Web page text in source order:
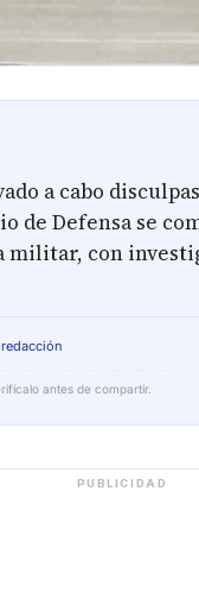
a cabo
de Defensa se
militar, con
antes de compartir.
PUBLICIDAD